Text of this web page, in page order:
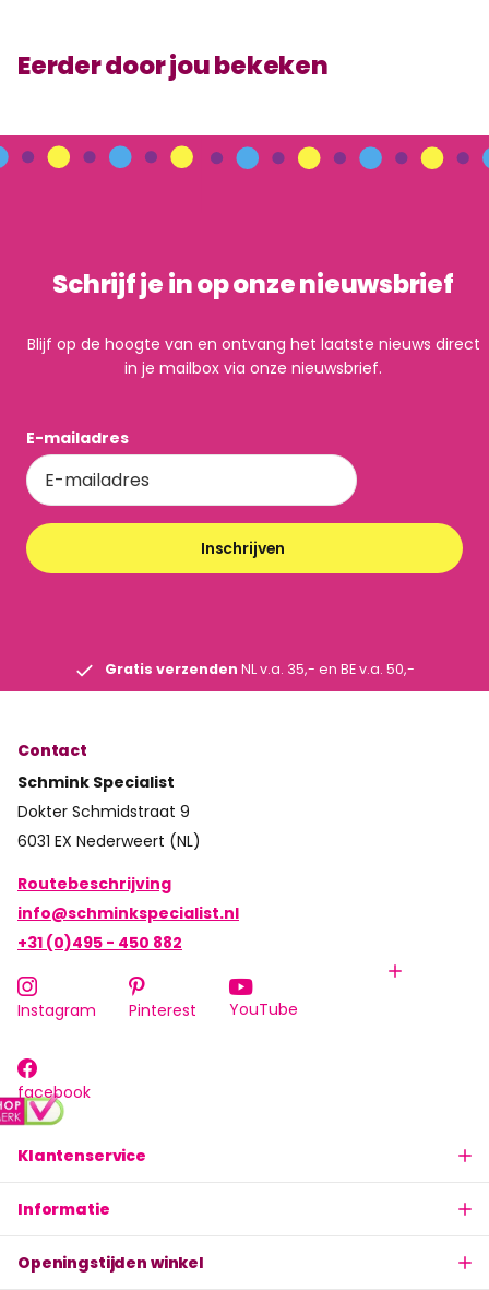
Eerder door jou bekeken
Schrijf je in op onze nieuwsbrief
Blijf op de hoogte van en ontvang het laatste nieuws direct
in je mailbox via onze nieuwsbrief.
E-mailadres
Inschrijven
Gratis verzenden NL v.a. 35,- en BE v.a. 50,-
Klantenservice
Informatie
Openingstijden winkel
Contact
Schmink Specialist
Dokter Schmidstraat 9
6031 EX Nederweert (NL)
Routebeschrijving
info@schminkspecialist.nl
+31 (0)495 - 450 882
Instagram Pinterest YouTube
facebook